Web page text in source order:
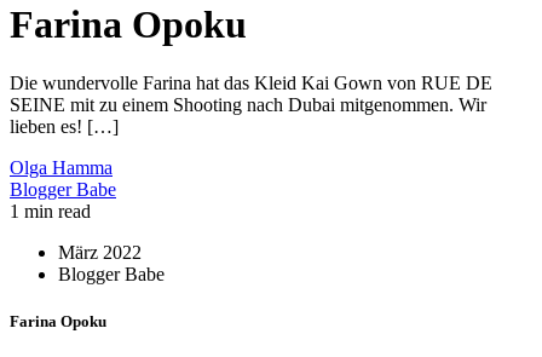
Farina Opoku
Die wundervolle Farina hat das Kleid Kai Gown von RUE DE
SEINE mit zu einem Shooting nach Dubai mitgenommen. Wir
lieben es! […]
Olga Hamma
Blogger Babe
1 min read
März 2022
Blogger Babe
Farina Opoku